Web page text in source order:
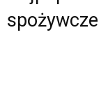
spożywcze